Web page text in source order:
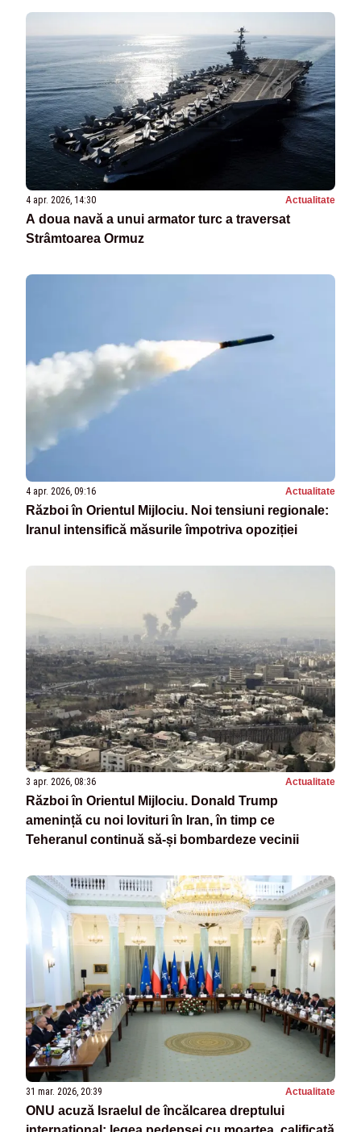
4 apr. 2026, 14:30 Actualitate
A doua navă a unui armator turc a traversat
Strâmtoarea Ormuz
4 apr. 2026, 09:16 Actualitate
Război în Orientul Mijlociu. Noi tensiuni regionale:
Iranul intensifică măsurile împotriva opoziției
3 apr. 2026, 08:36 Actualitate
Război în Orientul Mijlociu. Donald Trump
amenință cu noi lovituri în Iran, în timp ce
Teheranul continuă să‑și bombardeze vecinii
31 mar. 2026, 20:39 Actualitate
ONU acuză Israelul de încălcarea dreptului